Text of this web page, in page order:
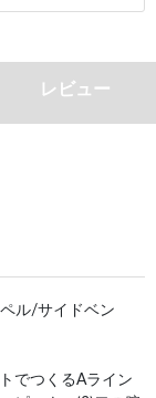
レビュー
ル/サイドベン
でつくるAライン